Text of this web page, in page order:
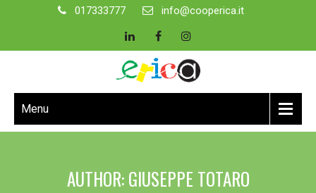
017333777 info@cooperica.it
Menu
AUTHOR:GIUSEPPE TOTARO